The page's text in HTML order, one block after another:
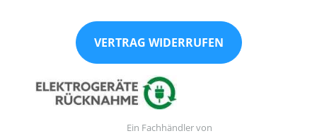
VERTRAG WIDERRUFEN
Ein Fachhändler von